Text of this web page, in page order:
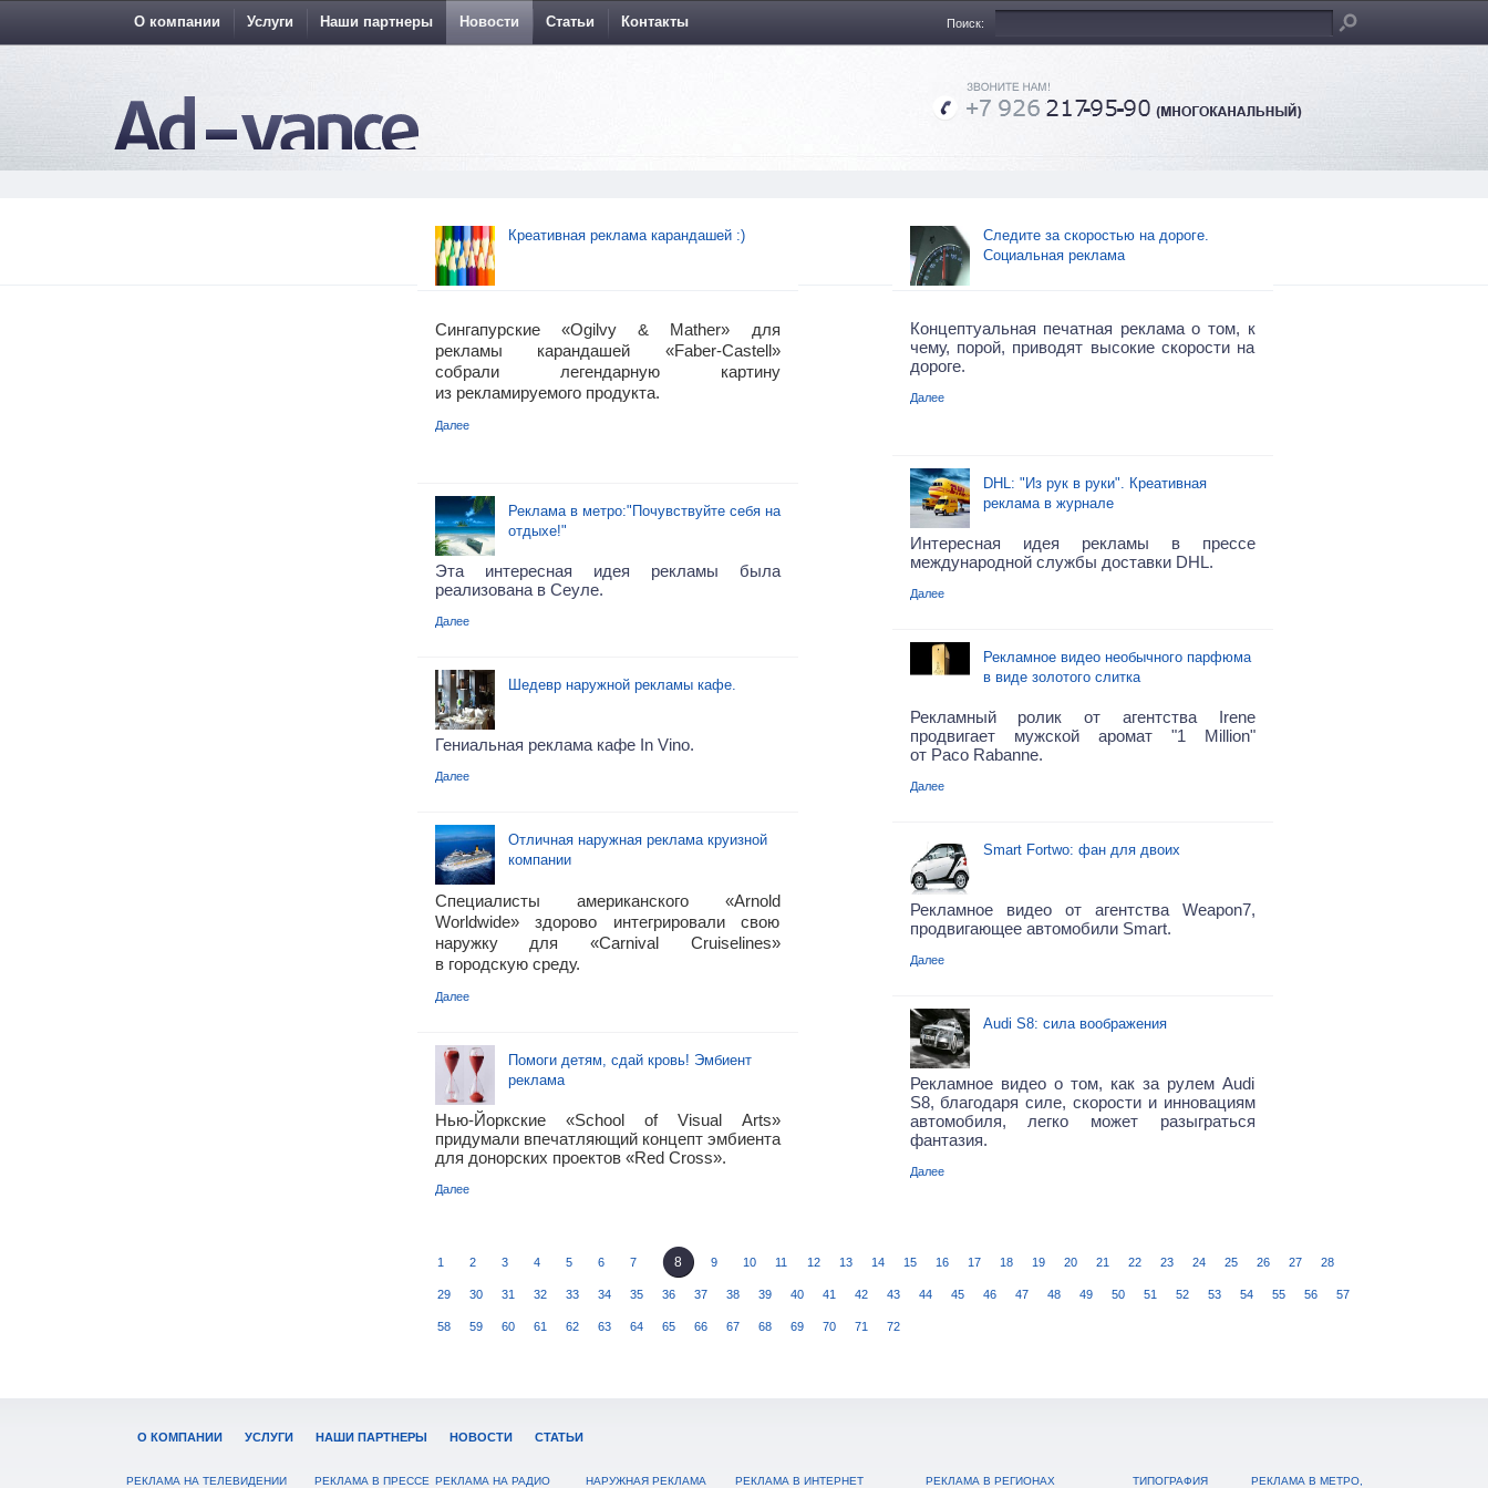
О компании Услуги Наши партнеры Новости Статьи Контакты Поиск:
Креативная реклама карандашей :)
Сингапурские «Ogilvy & Mather» для
рекламы карандашей «Faber-Castell»
собрали легендарную картину
из рекламируемого продукта.
Далее
Реклама в метро:"Почувствуйте себя на
отдыхе!"
Эта интересная идея рекламы была
реализована в Сеуле.
Далее
Шедевр наружной рекламы кафе.
Гениальная реклама кафе In Vino.
Далее
Отличная наружная реклама круизной
компании
Специалисты американского «Arnold
Worldwide» здорово интегрировали свою
наружку для «Carnival Cruiselines»
в городскую среду.
Далее
Помоги детям, сдай кровь! Эмбиент
реклама
Нью-Йоркские «School of Visual Arts»
придумали впечатляющий концепт эмбиента
для донорских проектов «Red Cross».
Далее
Следите за скоростью на дороге.
Социальная реклама
Концептуальная печатная реклама о том, к
чему, порой, приводят высокие скорости на
дороге.
Далее
DHL: "Из рук в руки". Креативная
реклама в журнале
Интересная идея рекламы в прессе
международной службы доставки DHL.
Далее
Рекламное видео необычного парфюма
в виде золотого слитка
Рекламный ролик от агентства Irene
продвигает мужской аромат "1 Million"
от Paco Rabanne.
Далее
Smart Fortwo: фан для двоих
Рекламное видео от агентства Weapon7,
продвигающее автомобили Smart.
Далее
Audi S8: сила воображения
Рекламное видео о том, как за рулем Audi
S8, благодаря силе, скорости и инновациям
автомобиля, легко может разыграться
фантазия.
Далее
1 2 3 4 5 6 7 8 9 10 11 12 13 14 15 16 17 18 19 20 21 22 23 24 25 26 27 28
29 30 31 32 33 34 35 36 37 38 39 40 41 42 43 44 45 46 47 48 49 50 51 52 53 54 55 56 57
58 59 60 61 62 63 64 65 66 67 68 69 70 71 72
О КОМПАНИИ УСЛУГИ НАШИ ПАРТНЕРЫ НОВОСТИ СТАТЬИ
РЕКЛАМА НА ТЕЛЕВИДЕНИИ РЕКЛАМА В ПРЕССЕ РЕКЛАМА НА РАДИО НАРУЖНАЯ РЕКЛАМА РЕКЛАМА В ИНТЕРНЕТ РЕКЛАМА В РЕГИОНАХ ТИПОГРАФИЯ РЕКЛАМА В МЕТРО,